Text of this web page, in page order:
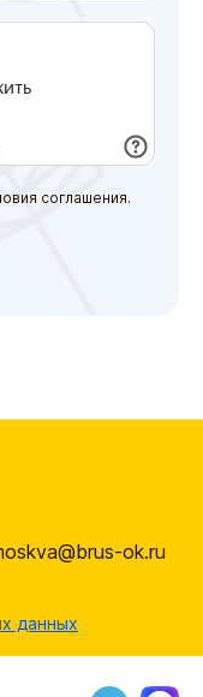
соглашения.
данных
ok.ru